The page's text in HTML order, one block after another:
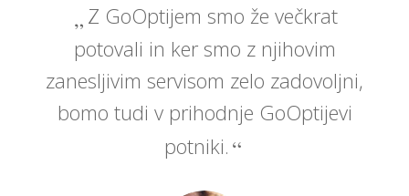
Z GoOptijem smo že večkrat
potovali in ker smo z njihovim
zanesljivim servisom zelo zadovoljni,
bomo tudi v prihodnje GoOptijevi
potniki.